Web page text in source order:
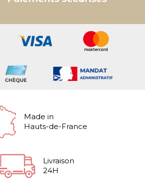
Made in
Hauts-de-France
Livraison
24H